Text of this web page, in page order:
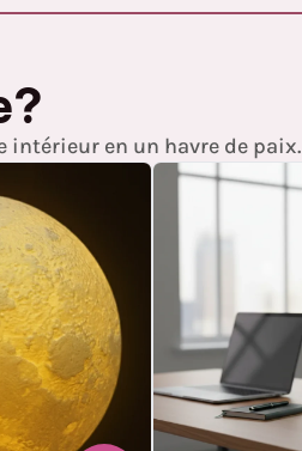
en un havre de paix.